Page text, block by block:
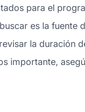
para el
es la fuente
la duración
importante,